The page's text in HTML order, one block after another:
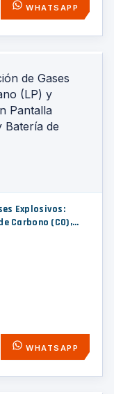
WHATSAPP
Explosivos:
Carbono (CO),
Vca y Batería de
WHATSAPP